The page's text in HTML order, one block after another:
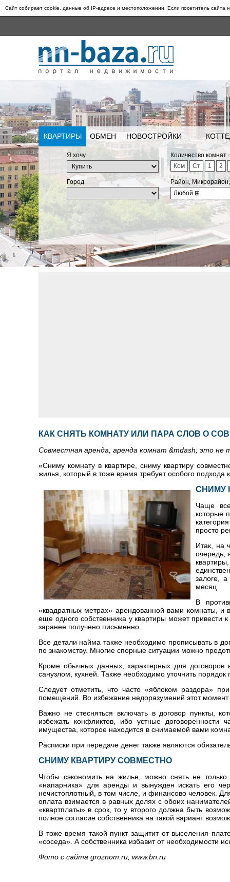
Сайт собирает cookie, данные об IP-адресе и местоположении. Если посетитель сайта
КВАРТИРЫ ОБМЕН НОВОСТРОЙКИ
Я хочу
Количество комнат
Ком
Ст 1 2
Город
Район,
Любой ⊞
КАК СНЯТЬ КОМНАТУ ИЛИ ПАРА СЛОВ О
Совместная аренда, аренда комнат &mdash; это не
«Сниму комнату в квартире, сниму квартиру
жилья, который в тоже время требует особого
СНИМУ
Чаще
которые
просто
Итак, на
очередь,
залоге,
месяц.
В
«квадратных метрах» арендованной вами комнаты, и
еще одного собственника у квартиры может
заранее получено письменно.
Все детали найма также необходимо прописывать в
по знакомству. Многие спорные ситуации можно
Кроме обычных данных, характерных для
санузлом, кухней. Также необходимо уточнить
Следует отметить, что часто «яблоком раздора»
помещений. Во избежание недоразумений этот момент
Важно не стесняться включать в договор пункты,
избежать конфликтов, ибо устные договоренности
имущества, которое находится в снимаемой вами
Расписки при передаче денег также являются
СНИМУ КВАРТИРУ СОВМЕСТНО
Чтобы сэкономить на жилье, можно снять не
«напарника» для аренды и вынужден искать его
нечистоплотный, в том числе, и финансово человек.
оплата взимается в равных долях с обоих
«квартплаты» в срок, то у второго должна быть
полное согласие собственника на такой вариант
В тоже время такой пункт защитит от выселения
«соседа». А собственника избавит от необходимости
Фото с сайта groznom.ru, www.bn.ru